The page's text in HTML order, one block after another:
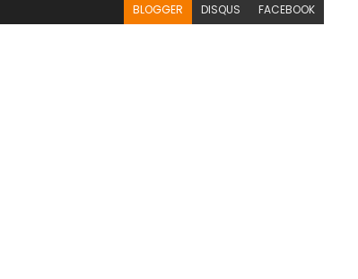
BLOGGER DISQUS FACEBOOK